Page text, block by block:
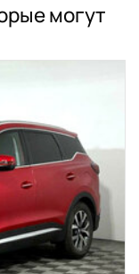
могут